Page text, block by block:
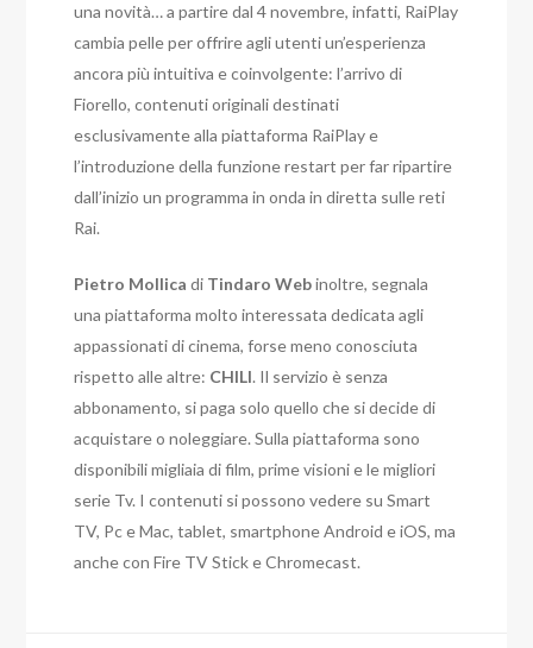
una novità… a partire dal 4 novembre, infatti, RaiPlay
cambia pelle per offrire agli utenti un’esperienza
ancora più intuitiva e coinvolgente: l’arrivo di
Fiorello, contenuti originali destinati
esclusivamente alla piattaforma RaiPlay e
l’introduzione della funzione restart per far ripartire
dall’inizio un programma in onda in diretta sulle reti
Rai.
Pietro Mollicadi Tindaro Webinoltre, segnala
una piattaforma molto interessata dedicata agli
appassionati di cinema, forse meno conosciuta
rispetto alle altre: CHILI. Il servizio è senza
abbonamento, si paga solo quello che si decide di
acquistare o noleggiare. Sulla piattaforma sono
disponibili migliaia di film, prime visioni e le migliori
serie Tv. I contenuti si possono vedere su Smart
TV, Pc e Mac, tablet, smartphone Android e iOS, ma
anche con Fire TV Stick e Chromecast.